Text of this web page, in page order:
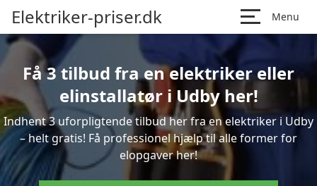
Elektriker-priser.dk Menu
Få 3 tilbud fra en elektriker eller
elinstallatør i Udby her!
Indhent 3 uforpligtende tilbud her fra en elektriker i Udby
– helt gratis! Få professionel hjælp til alle former for
elopgaver her!